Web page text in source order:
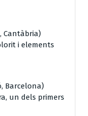
Cantàbria)
i elements
Barcelona)
un dels primers